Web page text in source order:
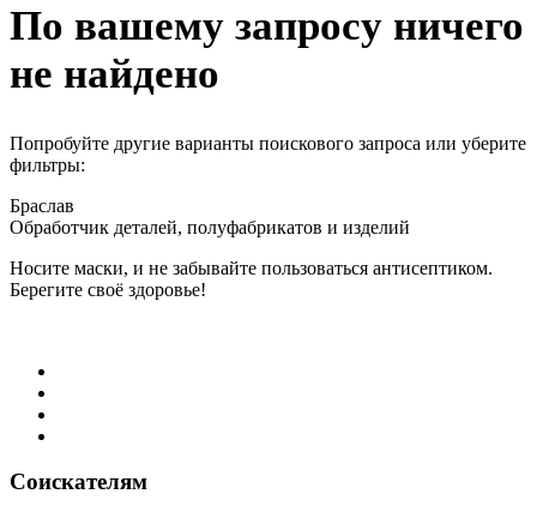
По вашему запросу ничего
не найдено
Попробуйте другие варианты поискового запроса или уберите
фильтры:
Браслав
Обработчик деталей, полуфабрикатов и изделий
Носите маски, и не забывайте пользоваться антисептиком.
Берегите своё здоровье!
Соискателям